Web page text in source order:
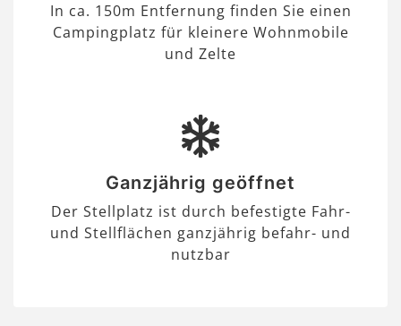
In ca. 150m Entfernung finden Sie einen
Campingplatz für kleinere Wohnmobile
und Zelte
Ganzjährig geöffnet
Der Stellplatz ist durch befestigte Fahr-
und Stellflächen ganzjährig befahr- und
nutzbar